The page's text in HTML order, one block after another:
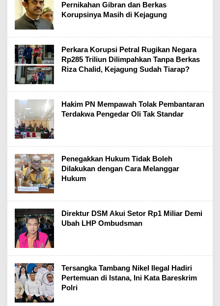
Pernikahan Gibran dan Berkas
Korupsinya Masih di Kejagung
Perkara Korupsi Petral Rugikan Negara
Rp285 Triliun Dilimpahkan Tanpa Berkas
Riza Chalid, Kejagung Sudah Tiarap?
Hakim PN Mempawah Tolak Pembantaran
Terdakwa Pengedar Oli Tak Standar
Penegakkan Hukum Tidak Boleh
Dilakukan dengan Cara Melanggar
Hukum
Direktur DSM Akui Setor Rp1 Miliar Demi
Ubah LHP Ombudsman
Tersangka Tambang Nikel Ilegal Hadiri
Pertemuan di Istana, Ini Kata Bareskrim
Polri